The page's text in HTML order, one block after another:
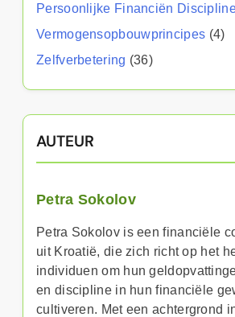
Persoonlijke Financiën
Vermogensopbouwprincipes (4)
Zelfverbetering (36)
AUTEUR
Petra Sokolov
Petra Sokolov is een financiële
uit Kroatië, die zich richt op het
individuen om hun
en discipline in hun financiële
cultiveren. Met een achtergrond